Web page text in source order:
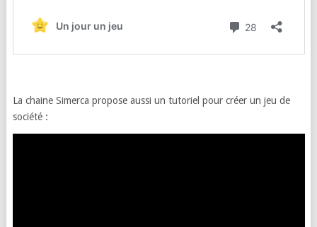
La chaine Simerca propose aussi un tutoriel pour créer un jeu de
société :